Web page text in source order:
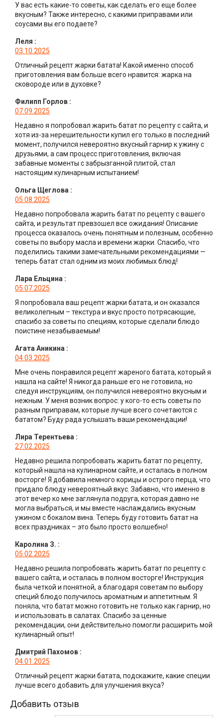
У вас есть какие-то советы, как сделать его еще более
вкусным? Также интересно, с какими приправами или
соусами вы его подаете?
Леля :
03.10.2025
Отличный рецепт жарки батата! Какой именно способ
приготовления вам больше всего нравится: жарка на
сковороде или в духовке?
Филипп Горлов :
07.09.2025
Недавно я попробовал жарить батат по рецепту с сайта, и
хотя из-за нерешительности купил его только в последний
момент, получился невероятно вкусный гарнир к ужину с
друзьями, а сам процесс приготовления, включая
забавные моменты с забрызганной плитой, стал
настоящим кулинарным испытанием!
Ольга Щеглова :
05.08.2025
Недавно попробовала жарить батат по рецепту с вашего
сайта, и результат превзошел все ожидания! Описание
процесса оказалось очень понятным и полезным, особенно
советы по выбору масла и времени жарки. Спасибо, что
поделились такими замечательными рекомендациями —
теперь батат стал одним из моих любимых блюд!
Лара Ельцина :
05.07.2025
Я попробовала ваш рецепт жарки батата, и он оказался
великолепным – текстура и вкус просто потрясающие,
спасибо за советы по специям, которые сделали блюдо
поистине незабываемым!
Агата Аникина :
04.03.2025
Мне очень понравился рецепт жареного батата, который я
нашла на сайте! Я никогда раньше его не готовила, но
следуя инструкциям, он получился невероятно вкусным и
нежным. У меня возник вопрос: у кого-то есть советы по
разным приправам, которые лучше всего сочетаются с
бататом? Буду рада услышать ваши рекомендации!
Лира Терентьева :
27.02.2025
Недавно решила попробовать жарить батат по рецепту,
который нашла на кулинарном сайте, и осталась в полном
восторге! Я добавила немного корицы и острого перца, что
придало блюду невероятный вкус. Забавно, что именно в
этот вечер ко мне заглянула подруга, которая давно не
могла выбраться, и мы вместе наслаждались вкусным
ужином с бокалом вина. Теперь буду готовить батат на
всех праздниках – это было просто волшебно!
Каролина З. :
05.02.2025
Недавно решила попробовать жарить батат по рецепту с
вашего сайта, и осталась в полном восторге! Инструкция
была четкой и понятной, а благодаря советам по выбору
специй блюдо получилось ароматным и аппетитным. Я
поняла, что батат можно готовить не только как гарнир, но
и использовать в салатах. Спасибо за ценные
рекомендации, они действительно помогли расширить мой
кулинарный опыт!
Дмитрий Пахомов :
04.01.2025
Отличный рецепт жарки батата, подскажите, какие специи
лучше всего добавить для улучшения вкуса?
Добавить отзыв